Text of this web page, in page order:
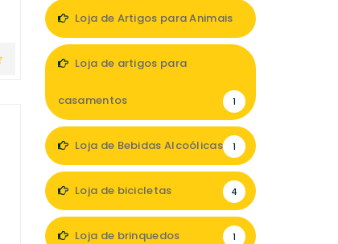
Loja de Artigos para Animais
Loja de artigos para
casamentos 1
Loja de Bebidas Alcoólicas 1
Loja de bicicletas 4
Loja de brinquedos 1